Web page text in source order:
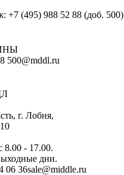
+7 (495) 988 52 88 (доб. 500)
500@mddl.ru
г. Лобня,
- 17.00.
дни.
06 36sale@middle.ru